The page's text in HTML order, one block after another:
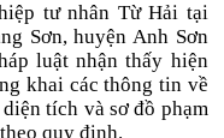
tư nhân Từ Hải tại
Sơn, huyện Anh Sơn
luật nhận thấy hiện
khai các thông tin về
tích và sơ đồ phạm
quy định.